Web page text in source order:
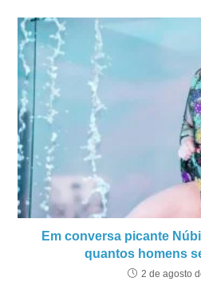
Em conversa picante
quantos homens
2 de agosto